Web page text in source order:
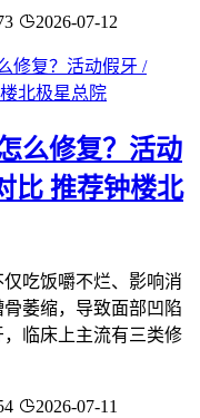
2026-07-12
么修复？活动
比 推荐钟楼北
吃饭嚼不烂、影响消
萎缩，导致面部凹陷
临床上主流有三类修
2026-07-11